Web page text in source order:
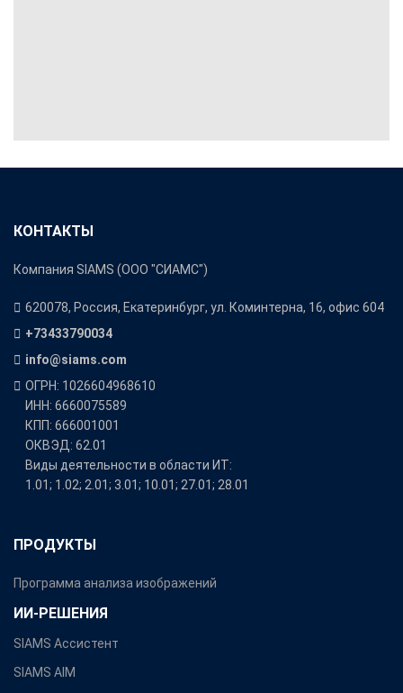
КОНТАКТЫ
Компания SIAMS (ООО "СИАМС")
620078, Россия, Екатеринбург, ул. Коминтерна, 16, офис 604
+73433790034
info@siams.com
ОГРН: 1026604968610
ИНН: 6660075589
КПП: 666001001
ОКВЭД: 62.01
Виды деятельности в области ИТ:
1.01; 1.02; 2.01; 3.01; 10.01; 27.01; 28.01
ПРОДУКТЫ
Программа анализа изображений
ИИ-РЕШЕНИЯ
SIAMS Ассистент
SIAMS AIM